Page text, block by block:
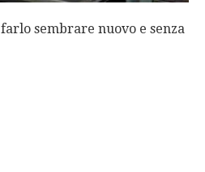
sembrare nuovo e senza